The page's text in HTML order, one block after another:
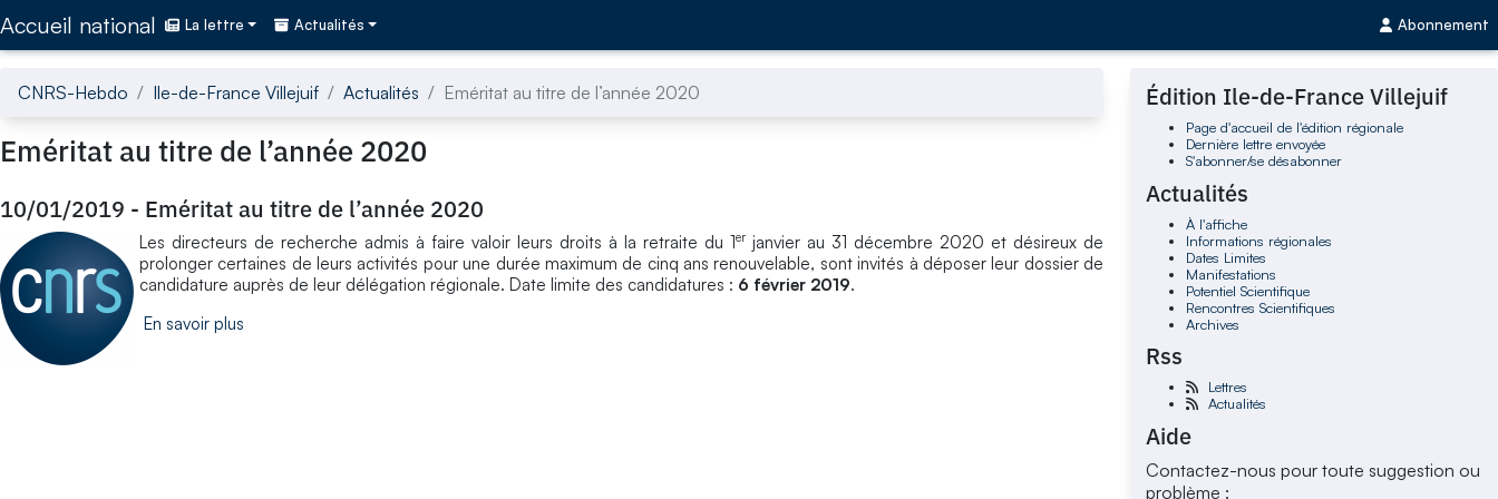
Accueil national La lettre Actualités Abonnement
CNRS-Hebdo Ile-de-France Villejuif Actualités Eméritat au titre de l’année 2020
Eméritat au titre de l’année 2020
10/01/2019 - Eméritat au titre de l’année 2020
Les directeurs de recherche admis à faire valoir leurs droits à la retraite du 1er janvier au 31 décembre 2020 et désireux de
prolonger certaines de leurs activités pour une durée maximum de cinq ans renouvelable, sont invités à déposer leur dossier de
candidature auprès de leur délégation régionale. Date limite des candidatures : 6 février 2019.
En savoir plus
Édition Ile-de-France Villejuif
Page d'accueil de l'édition régionale
Dernière lettre envoyée
S'abonner/se désabonner
Actualités
À l'affiche
Informations régionales
Dates Limites
Manifestations
Potentiel Scientifique
Rencontres Scientifiques
Archives
Rss
Lettres
Actualités
Aide
Contactez-nous pour toute suggestion ou
problème :